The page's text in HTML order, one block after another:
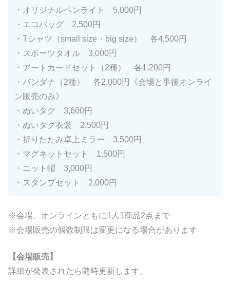
・オリジナルペンライト 5,000円
・エコバッグ 2,500円
・Tシャツ（small size・big size） 各4,500円
・スポーツタオル 3,000円
・アートカードセット（2種） 各1,200円
・バンダナ（2種） 各2,000円《会場と事後オンライ
ン販売のみ》
・ぬいタク 3,600円
・ぬいタク衣裳 2,500円
・折りたたみ卓上ミラー 3,500円
・マグネットセット 1,500円
・ニット帽 3,000円
・スタンプセット 2,000円
※会場、オンラインともに1人1商品2点まで
※会場販売の個数制限は変更になる場合があります
【会場販売】
詳細が発表されたら随時更新します。